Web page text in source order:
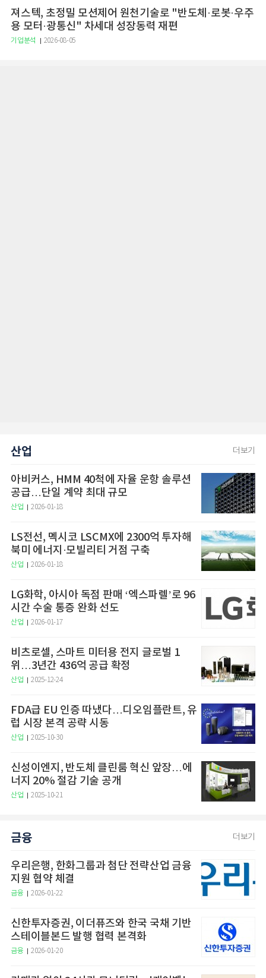
져스텍, 초정밀 모션제어 원천기술로 "반도체·로봇·우주
용 모터·광통신" 차세대 성장동력 재편
기업분석 2026-08-05
산업 더보기
아비커스, HMM 40척에 자율 운항 솔루션
공급…단일 계약 최대 규모
산업 2026-01-18
LS전선, 멕시코 LSCMX에 2300억 투자해
북미 에너지·모빌리티 거점 구축
산업 2026-01-18
LG화학, 아시아 독점 판매 ‘엑스파렐’로 96
시간 수술 통증 완화 선도
산업 2026-01-17
비츠로셀, 스마트 미터용 전지 글로벌 1
위…3년간 436억 공급 확정
산업 2025-12-24
FDA급 EU 인증 따냈다…디오임플란트, 유
럽 시장 본격 공략 시동
산업 2025-10-30
신성이엔지, 반도체 클린룸 혁신 앞장…에
너지 20% 절감 기술 공개
산업 2025-10-21
금융 더보기
우리은행, 한화그룹과 첨단 전략산업 금융
지원 협약 체결
금융 2026-01-22
신한투자증권, 이더퓨즈와 한국 국채 기반
스테이블본드 발행 협력 본격화
금융 2026-01-20